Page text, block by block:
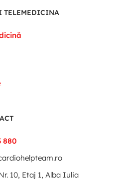
880
10, Etaj 1, Alba Iulia